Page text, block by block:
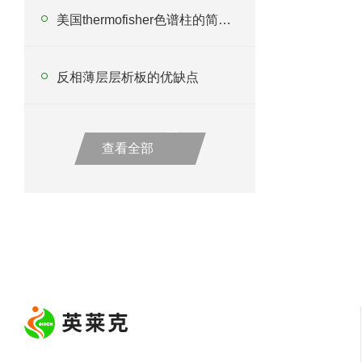
美国thermofisher色谱柱的简单注意事项
反相薄层层析板的优缺点
查看全部